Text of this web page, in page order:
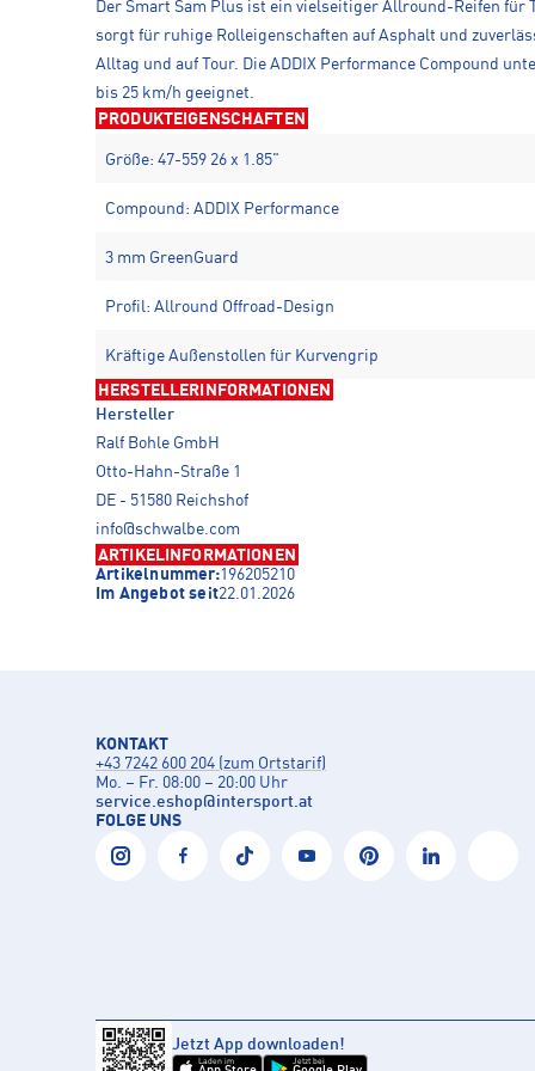
Der Smart Sam Plus ist ein vielseitiger Allround-Reifen
sorgt für ruhige Rolleigenschaften auf Asphalt und
Alltag und auf Tour. Die ADDIX Performance Compound
bis 25 km/h geeignet.
PRODUKTEIGENSCHAFTEN
Größe: 47-559 26 x 1.85"
Compound: ADDIX Performance
3 mm GreenGuard
Profil: Allround Offroad-Design
Kräftige Außenstollen für Kurvengrip
HERSTELLERINFORMATIONEN
Hersteller
Ralf Bohle GmbH
Otto-Hahn-Straße 1
DE - 51580 Reichshof
info@schwalbe.com
ARTIKELINFORMATIONEN
Artikelnummer:196205210
Im Angebot seit22.01.2026
KONTAKT
+43 7242 600 204 (zum Ortstarif)
Mo. – Fr. 08:00 – 20:00 Uhr
service.eshop@intersport.at
FOLGE UNS
Jetzt App downloaden!
Laden im Jetzt bei